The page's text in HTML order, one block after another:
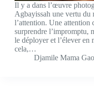
Il y a dans l’œuvre
Agbayissah une vertu du
l’attention. Une attention
surprendre l’impromptu,
le déployer et l’élever en
cela,…
Djamile Mama Gao